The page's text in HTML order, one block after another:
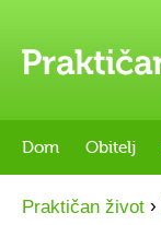
Dom Obitelj
Praktičan život ›